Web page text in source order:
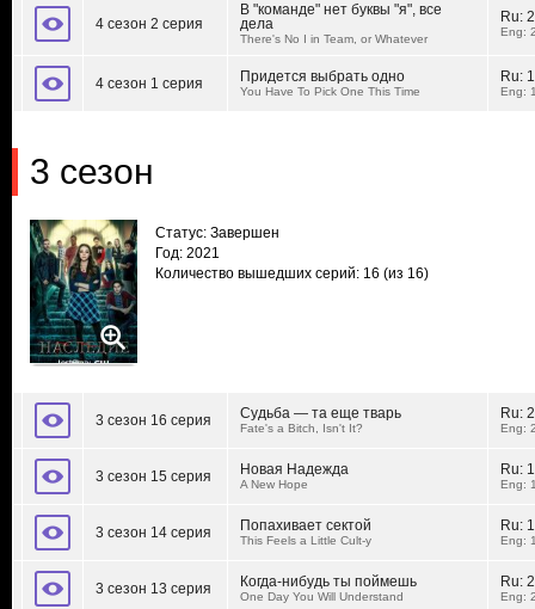
4 сезон 2 серия
В "команде" нет буквы "я", все
дела
There's No I in Team, or Whatever
Ru:
Eng:
4 сезон 1 серия Придется выбрать одно
You Have To Pick One This Time
Ru:
Eng:
3 сезон
Статус: Завершен
Год: 2021
Количество вышедших серий: 16 (из 16)
3 сезон 16 серия Судьба — та еще тварь
Fate's a Bitch, Isn't It?
Ru:
Eng:
3 сезон 15 серия Новая Надежда
A New Hope
Ru:
Eng:
3 сезон 14 серия Попахивает сектой
This Feels a Little Cult-y
Ru:
Eng:
3 сезон 13 серия Когда-нибудь ты поймешь
One Day You Will Understand
Ru:
Eng: